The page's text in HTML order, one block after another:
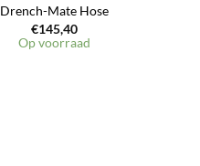
Drench-Mate Hose
€145,40
Op voorraad